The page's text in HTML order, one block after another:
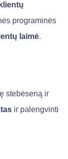
klientų
programinės
laimė.
stebėseną ir
ir palengvinti